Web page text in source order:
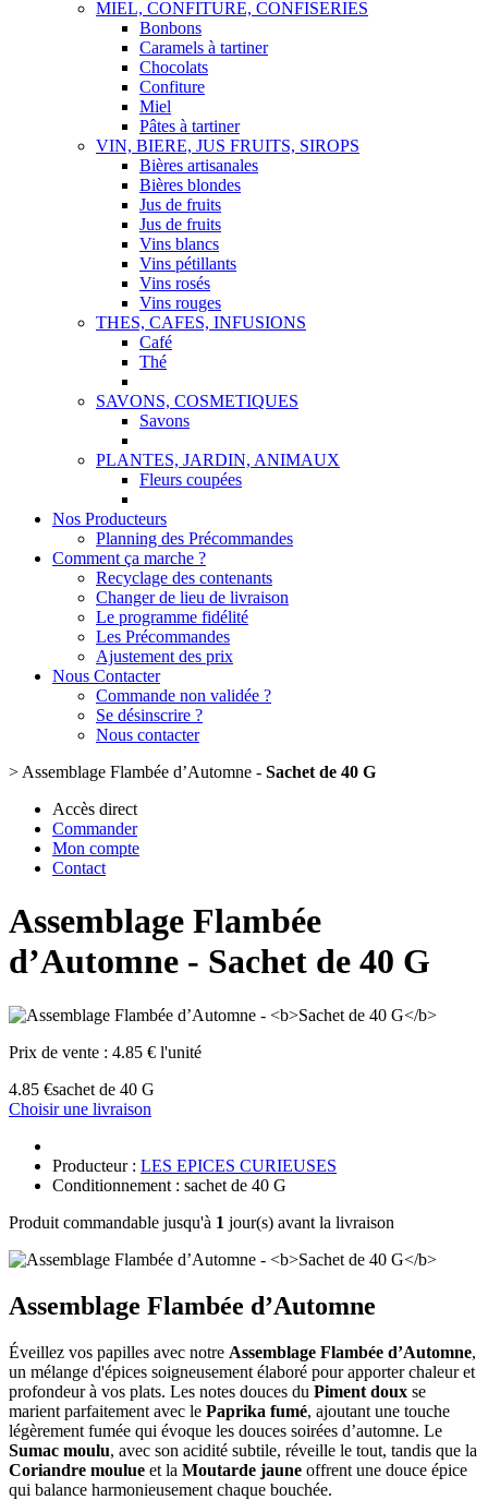
MIEL, CONFITURE, CONFISERIES
Bonbons
Caramels à tartiner
Chocolats
Confiture
Miel
Pâtes à tartiner
VIN, BIERE, JUS FRUITS, SIROPS
Bières artisanales
Bières blondes
Jus de fruits
Jus de fruits
Vins blancs
Vins pétillants
Vins rosés
Vins rouges
THES, CAFES, INFUSIONS
Café
Thé
SAVONS, COSMETIQUES
Savons
PLANTES, JARDIN, ANIMAUX
Fleurs coupées
Nos Producteurs
Planning des Précommandes
Comment ça marche ?
Recyclage des contenants
Changer de lieu de livraison
Le programme fidélité
Les Précommandes
Ajustement des prix
Nous Contacter
Commande non validée ?
Se désinscrire ?
Nous contacter
> Assemblage Flambée d’Automne - Sachet de 40 G
Accès direct
Commander
Mon compte
Contact
Assemblage Flambée
d’Automne - Sachet de 40 G
Prix de vente : 4.85 € l'unité
4.85 €sachet de 40 G
Choisir une livraison
Producteur : LES EPICES CURIEUSES
Conditionnement : sachet de 40 G
Produit commandable jusqu'à 1 jour(s) avant la livraison
Assemblage Flambée d’Automne
Éveillez vos papilles avec notre Assemblage Flambée d’Automne,
un mélange d'épices soigneusement élaboré pour apporter chaleur et
profondeur à vos plats. Les notes douces du Piment doux se
marient parfaitement avec le Paprika fumé, ajoutant une touche
légèrement fumée qui évoque les douces soirées d’automne. Le
Sumac moulu, avec son acidité subtile, réveille le tout, tandis que la
Coriandre moulue et la Moutarde jaune offrent une douce épice
qui balance harmonieusement chaque bouchée.